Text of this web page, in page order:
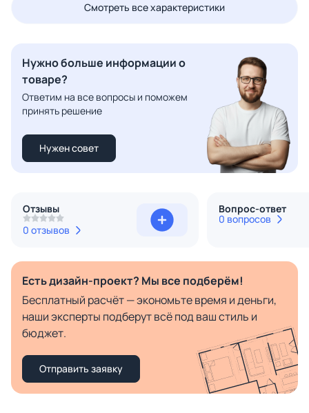
Смотреть все характеристики
Нужно больше информации о
товаре?
Ответим на все вопросы и поможем
принять решение
Нужен совет
Отзывы
0 отзывов
Вопрос-ответ
0 вопросов
Есть дизайн-проект? Мы все подберём!
Бесплатный расчёт — экономьте время и деньги,
наши эксперты подберут всё под ваш стиль и
бюджет.
Отправить заявку